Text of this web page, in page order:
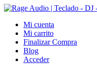
Mi cuenta
Mi carrito
Finalizar Compra
Blog
Acceder